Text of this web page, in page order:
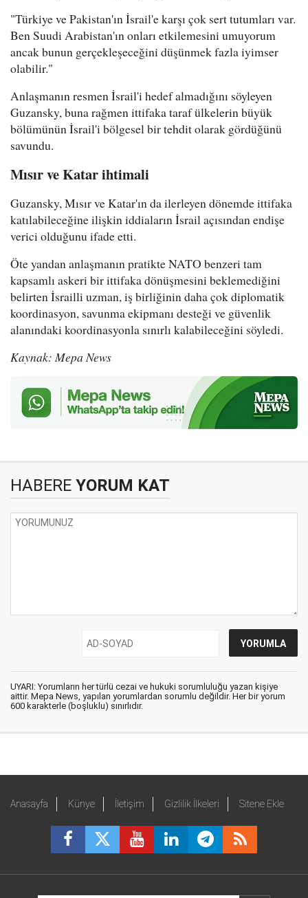
"Türkiye ve Pakistan'ın İsrail'e karşı çok sert tutumları var.
Ben Suudi Arabistan'ın onları etkilemesini umuyorum
ancak bunun gerçekleşeceğini düşünmek fazla iyimser
olabilir."
Anlaşmanın resmen İsrail'i hedef almadığını söyleyen
Guzansky, buna rağmen ittifaka taraf ülkelerin büyük
bölümünün İsrail'i bölgesel bir tehdit olarak gördüğünü
savundu.
Mısır ve Katar ihtimali
Guzansky, Mısır ve Katar'ın da ilerleyen dönemde ittifaka
katılabileceğine ilişkin iddiaların İsrail açısından endişe
verici olduğunu ifade etti.
Öte yandan anlaşmanın pratikte NATO benzeri tam
kapsamlı askeri bir ittifaka dönüşmesini beklemediğini
belirten İsrailli uzman, iş birliğinin daha çok diplomatik
koordinasyon, savunma ekipmanı desteği ve güvenlik
alanındaki koordinasyonla sınırlı kalabileceğini söyledi.
Kaynak: Mepa News
HABERE YORUM KAT
UYARI: Yorumların her türlü cezai ve hukuki sorumluluğu yazan kişiye
aittir. Mepa News, yapılan yorumlardan sorumlu değildir. Her bir yorum
600 karakterle (boşluklu) sınırlıdır.
Anasayfa Künye İletişim Gizlilik İlkeleri Sitene Ekle